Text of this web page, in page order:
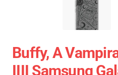
Buffy, A
IIII Samsung